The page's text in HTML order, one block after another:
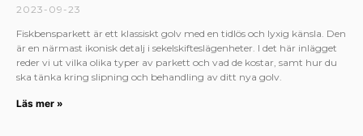
2023-09-23
Fiskbensparkett är ett klassiskt golv med en tidlös och lyxig känsla. Den
är en närmast ikonisk detalj i sekelskifteslägenheter. I det här inlägget
reder vi ut vilka olika typer av parkett och vad de kostar, samt hur du
ska tänka kring slipning och behandling av ditt nya golv.
Läs mer »